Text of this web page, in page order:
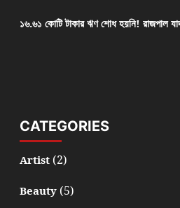
১৬.৬১ কোটি টাকার ঋণ শোধ হয়নি! রাজপাল
CATEGORIES
Artist(2)
Beauty(5)